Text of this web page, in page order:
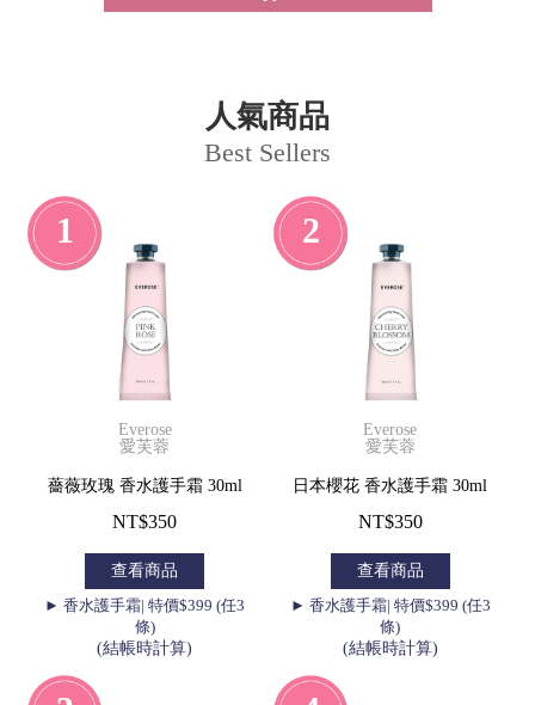
人氣商品
Best Sellers
Everose
愛芙蓉
薔薇玫瑰 香水護手霜 30ml
NT$350
查看商品
► 香水護手霜| 特價$399 (任3
條)
(結帳時計算)
1
Everose
愛芙蓉
日本櫻花 香水護手霜 30ml
NT$350
查看商品
► 香水護手霜| 特價$399 (任3
條)
(結帳時計算)
2